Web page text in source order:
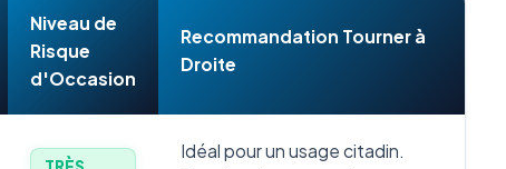
Niveau de
Risque
d'Occasion
Recommandation Tourner à
Droite
Idéal pour un usage citadin.